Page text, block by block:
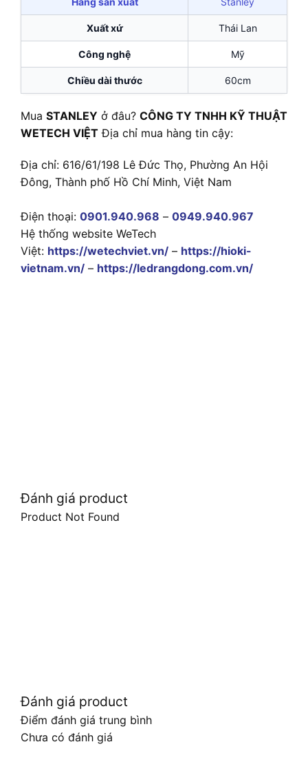
Xuất xứ Thái Lan
Công nghệ Mỹ
Chiều dài thước 60cm
Mua STANLEY ở đâu? CÔNG TY TNHH KỸ THUẬT
WETECH VIỆT Địa chỉ mua hàng tin cậy:
Địa chỉ: 616/61/198 Lê Đức Thọ, Phường An Hội
Đông, Thành phố Hồ Chí Minh, Việt Nam
Điện thoại: 0901.940.968 – 0949.940.967
Hệ thống website WeTech
Việt: https://wetechviet.vn/ – https://hioki-
vietnam.vn/ – https://ledrangdong.com.vn/
Đánh giá product
Product Not Found
Đánh giá product
Điểm đánh giá trung bình
Chưa có đánh giá